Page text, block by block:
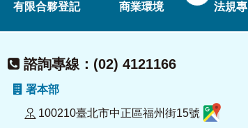
有限合夥登記 商業環境 法規
諮詢專線：(02) 4121166
署本部
100210臺北市中正區福州街15號